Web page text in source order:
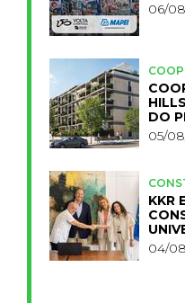
06/
DO
05/
KKR
FCT
04/